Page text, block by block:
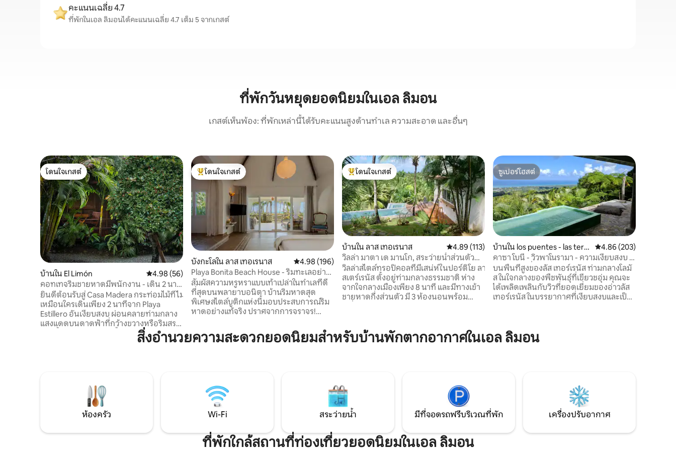
คะแนนเฉลี่ย 4.7
ที่พักในเอล ลิมอนได้คะแนนเฉลี่ย 4.7 เต็ม 5 จากเกสต์
ที่พักวันหยุดยอดนิยมในเอล ลิมอน
เกสต์เห็นพ้อง: ที่พักเหล่านี้ได้รับคะแนนสูงด้านทำเล ความสะอาด และอื่นๆ
โดนใจเกสต์
โดนใจเกสต์
บ้านใน El Limón คะแนนเฉลี่ย 4.98 จาก 5, 56 รีวิว
4.98 (56)
คอทเทจริมชายหาดมีพนักงาน - เดิน 2 นาที
ถึงชายหาด
ยินดีต้อนรับสู่ Casa Madera กระท่อมไม้ที่ไม่
เหมือนใครเดินเพียง 2 นาทีจาก Playa
Estillero อันเงียบสงบ ผ่อนคลายท่ามกลาง
แสงแดดบนดาดฟ้าที่กว้างขวางหรือริมสระ
ว่ายน้ำส่วนตัวของคุณทั้งหมดล้อมรอบด้วย
ต้นไม้เขียวชอุ่ม ตั้งอยู่ในพื้นที่ส่วนตัวที่เงียบ
ทำความสะอาดเต็มรูปแบบ ขับรถไม่ไกลไปยัง
เมืองลาสเทอร์เรนัสที่มีชีวิตชีวา อัญมณีที่
ซ่อนอยู่นี้เป็นที่พักผ่อนที่สมบูรณ์แบบของ
คุณ นิตยสารเดินทาง Dwell ฉบับที่ 8/2025
โดนใจเกสต์ที่สุด
โดนใจเกสต์
บังกะโลใน ลาส เทอเรนาส คะแนนเฉลี่ย 4.98 จาก 5, 196 รีวิว
4.98 (196)
Playa Bonita Beach House - ริมทะเลอย่าง
แท้จริง!
สัมผัสความหรูหราแบบเท้าเปล่าในทำเลที่ดี
ที่สุดบนพลายาบอนิตา บ้านริมหาดสุด
พิเศษสไตล์บูติกแห่งนี้มอบประสบการณ์ริม
หาดอย่างแท้จริง ปราศจากการจราจร!
(สูงสุด 4 คน) โดยผสมผสานความสะดวก
สบายที่ทันสมัยเข้ากับความยั่งยืน: หน้าต่าง
หน้าเข้าหาทะเล Wi-Fi ความเร็วสูง ห้องครัว
ทันสมัยพร้อมเครื่องล้างจาน + Netflix เพื่อ
การเข้าพักที่สมบูรณ์แบบ
โดนใจเกสต์ที่สุด
โดนใจเกสต์
บ้านใน ลาส เทอเรนาส คะแนนเฉลี่ย 4.89 จาก 5, 113 รีวิว
4.89 (113)
วิลล่า มาตา เด มานโก, สระว่ายน้ำส่วนตัว
ลาส เทร์เรนัส
วิลล่าสไตล์ทรอปิคอลที่มีเสน่ห์ในปอร์ติโย ลา
สเตร์เรนัส ตั้งอยู่ท่ามกลางธรรมชาติ ห่าง
จากใจกลางเมืองเพียง 8 นาที และมีทางเข้า
ชายหาดกึ่งส่วนตัว มี 3 ห้องนอนพร้อม
ตี้ที่น่าตื่นตาตื่นใจ พร้อมอ่างน้ำร้อนหิน
ธรรมชาติ และสวนในฝัน ตั้งอยู่ในที่พักที่มี
ซูเปอร์โฮสต์
ซูเปอร์โฮสต์
บ้านใน los puentes - las terr
enas
คะแนนเฉลี่ย 4.86 จาก 5,
4.86 (203)
คาซา โบนี - วิวพาโนรามา - ความเงียบสงบ -
การใช้ชีวิตที่แสนสบาย
บนพื้นที่สูงของลัส เทอร์เรนัส ท่ามกลางโลมั
ส ในใจกลางของพืชพันธุ์ที่เขียวชอุ่ม คุณจะ
ได้เพลิดเพลินกับวิวที่ยอดเยี่ยมของอ่าวลัส
เทอร์เรนัส ในบรรยากาศที่เงียบสงบและเป็น
ออกแบบที่เป็นเอกลักษณ์บนระดับความสูง
400 เมตร คุณสามารถลงไปยังหมู่บ้านลาส
สิ่งอำนวยความสะดวกยอดนิยมสำหรับบ้านพักตากอากาศในเอล ลิมอน
ห้องครัว Wi-Fi สระว่ายน้ำ มีที่จอดรถฟรีบริเวณที่พัก เครื่องปรับอากาศ
ที่พักใกล้สถานที่ท่องเที่ยวยอดนิยมในเอล ลิมอน